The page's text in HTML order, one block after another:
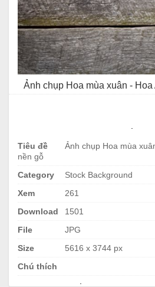
Ảnh chụp Hoa mùa xuân -
.
Tiêu đề
Ảnh chụp Hoa mùa
nền gỗ
Category
Stock Background
Xem
261
Download
1501
File
JPG
Size
5616 x 3744 px
Chú thích
.